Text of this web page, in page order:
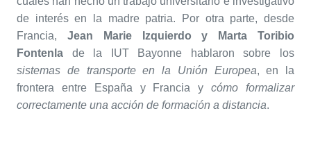
de interés en la madre patria. Por otra parte, desde
Francia, Jean Marie Izquierdo y Marta Toribio
Fontenla de la IUT Bayonne hablaron sobre los
sistemas de transporte en la Unión Europea, en la
frontera entre España y Francia ycómo formalizar
correctamente una acción de formación a distancia.